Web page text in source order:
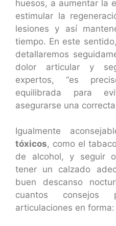
huesos, a aumentar la
estimular la
lesiones y así
tiempo. En este
detallaremos
dolor articular y
expertos, “es
equilibrada para
asegurarse una
Igualmente
tóxicos, como el
de alcohol, y seguir
tener un calzado
buen descanso
cuantos consejos
articulaciones en forma: